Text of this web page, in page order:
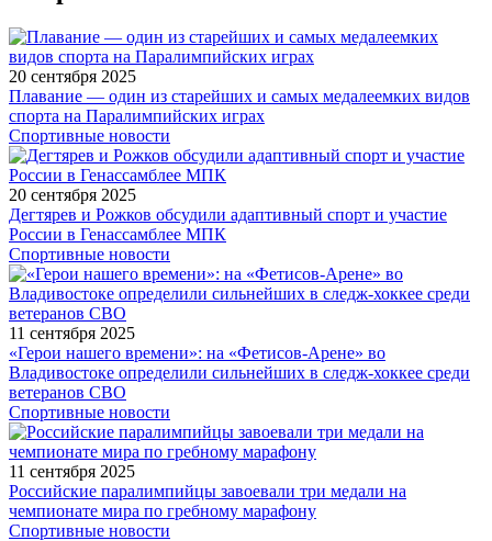
20 сентября 2025
Плавание — один из старейших и самых медалеемких видов
спорта на Паралимпийских играх
Спортивные новости
20 сентября 2025
Дегтярев и Рожков обсудили адаптивный спорт и участие
России в Генассамблее МПК
Спортивные новости
11 сентября 2025
«Герои нашего времени»: на «Фетисов-Арене» во
Владивостоке определили сильнейших в следж-хоккее среди
ветеранов СВО
Спортивные новости
11 сентября 2025
Российские паралимпийцы завоевали три медали на
чемпионате мира по гребному марафону
Спортивные новости